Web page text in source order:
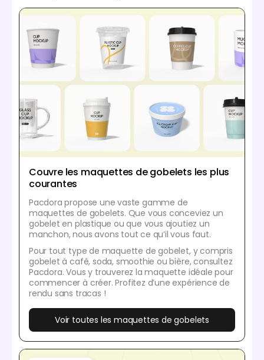
Couvre les maquettes de gobelets les plus
courantes
Pacdora propose une vaste gamme de
maquettes de gobelets. Que vous conceviez un
gobelet en plastique ou que vous ajoutiez un
manchon, nous avons tout ce qu’il vous faut.
Pour tout type de maquette de gobelet, y compris
gobelet à café, soda, smoothie ou bière, consultez
Pacdora. Vous y trouverez la maquette idéale pour
commencer à créer. Profitez d’une expérience de
rendu sans tracas !
Voir toutes les maquettes de gobelets